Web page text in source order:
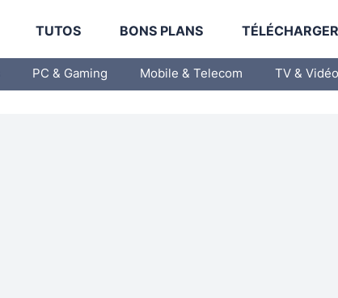
TUTOS BONS PLANS
PC & Gaming Mobile & Telecom TV & Vidéo